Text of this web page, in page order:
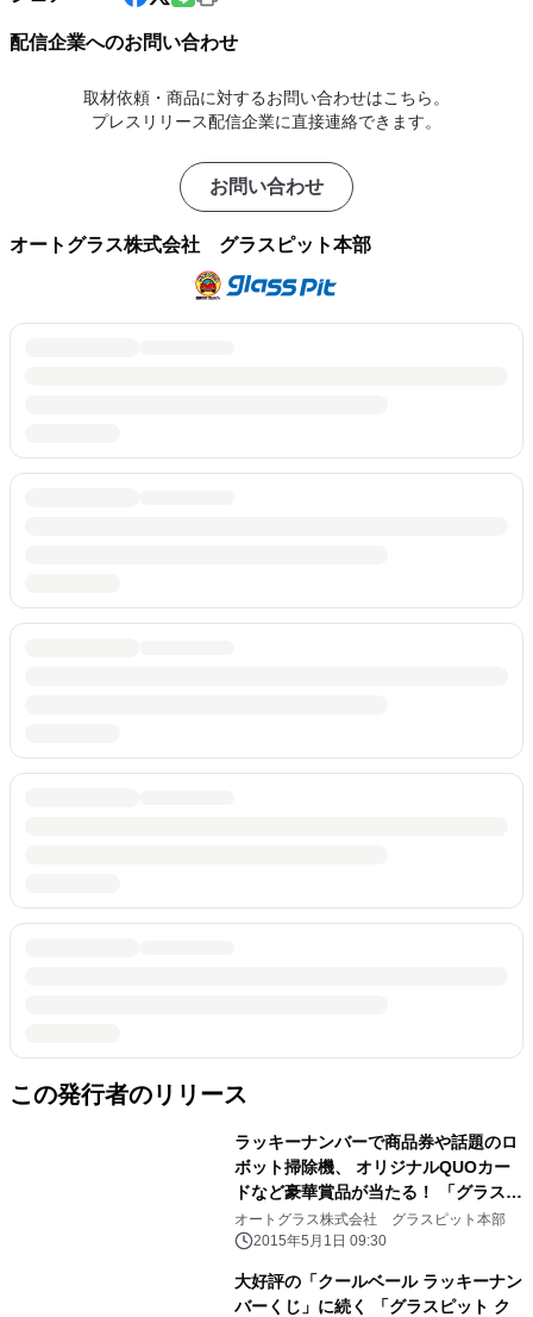
配信企業へのお問い合わせ
取材依頼・商品に対するお問い合わせはこちら。
プレスリリース配信企業に直接連絡できます。
お問い合わせ
オートグラス株式会社 グラスピット本部
この発行者のリリース
ラッキーナンバーで商品券や話題のロ
ボット掃除機、 オリジナルQUOカー
ドなど豪華賞品が当たる！ 「グラスピ
ット クールベールWキャンペーン」を
開催！
オートグラス株式会社 グラスピット本部
2015年5月1日 09:30
大好評の「クールベール ラッキーナン
バーくじ」に続く 「グラスピット ク